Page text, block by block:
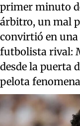
primer minuto
árbitro, un mal
convirtió en
futbolista rival:
desde la puerta
pelota